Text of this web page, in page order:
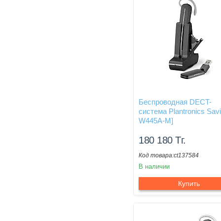
Беспроводная DECT-
система Plantronics
W445A-M]
180 180Тг.
ct137584
В наличии
Купить